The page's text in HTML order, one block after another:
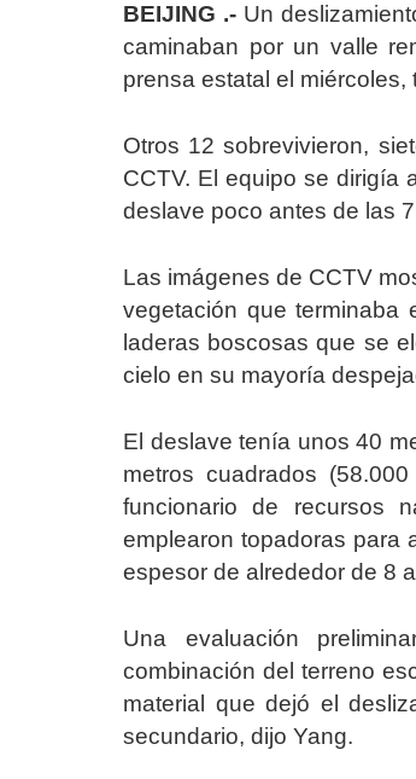
BEIJING .- Un
caminaban por un valle
prensa estatal el
Otros 12 sobrevivieron,
CCTV. El equipo se dirigía
deslave poco antes de las
Las imágenes de CCTV
vegetación que terminaba
laderas boscosas que se
cielo en su mayoría
El deslave tenía unos 40
metros cuadrados
funcionario de recursos
emplearon topadoras para
espesor de alrededor de 8
Una evaluación
combinación del terreno
material que dejó el
secundario, dijo Yang.